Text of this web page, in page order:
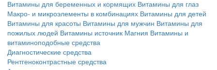
Витамины для беременных и кормящих Витамины для глаз
Макро- и микроэлементы в комбинациях Витамины для детей
Витамины для красоты Витамины для мужчин Витамины для
пожилых людей Витамины источник Магния Витамины и
витаминоподобные средства
Диагностические средства
Рентгеноконтрастные средства